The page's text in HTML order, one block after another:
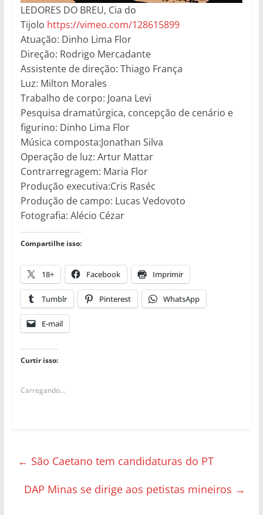
LEDORES DO BREU, Cia do
Tijolo https://vimeo.com/128615899
Atuação: Dinho Lima Flor
Direção: Rodrigo Mercadante
Assistente de direção: Thiago França
Luz: Milton Morales
Trabalho de corpo: Joana Levi
Pesquisa dramatúrgica, concepção de cenário e
figurino: Dinho Lima Flor
Música composta:Jonathan Silva
Operação de luz: Artur Mattar
Contrarregragem: Maria Flor
Produção executiva:Cris Raséc
Produção de campo: Lucas Vedovoto
Fotografia: Alécio Cézar
Compartilhe isso:
18+ Facebook Imprimir
Tumblr Pinterest WhatsApp
E-mail
Curtir isso:
Carregando...
← São Caetano tem candidaturas do PT
DAP Minas se dirige aos petistas mineiros →